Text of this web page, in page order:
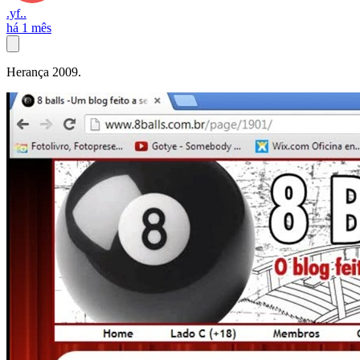
.yf..
há 1 mês
Herança 2009.